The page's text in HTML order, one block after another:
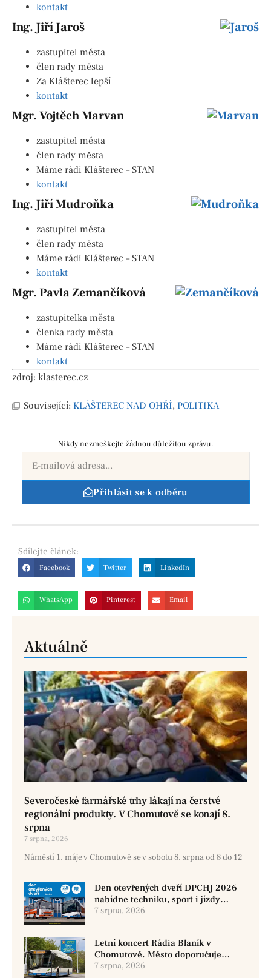
kontakt
Ing. Jiří Jaroš
zastupitel města
člen rady města
Za Klášterec lepší
kontakt
Mgr. Vojtěch Marvan
zastupitel města
člen rady města
Máme rádi Klášterec – STAN
kontakt
Ing. Jiří Mudroňka
zastupitel města
člen rady města
Máme rádi Klášterec – STAN
kontakt
Mgr. Pavla Zemančíková
zastupitelka města
členka rady města
Máme rádi Klášterec – STAN
kontakt
zdroj: klasterec.cz
Související: KLÁŠTEREC NAD OHŘÍ, POLITIKA
Nikdy nezmeškejte žádnou důležitou zprávu.
Přihlásit se k odběru
Sdílejte článek:
Facebook Twitter LinkedIn
WhatsApp Pinterest Email
Aktuálně
Severočeské farmářské trhy lákají na čerstvé
regionální produkty. V Chomutově se konají 8.
srpna
7 srpna, 2026
Náměstí 1. máje v Chomutově se v sobotu 8. srpna od 8 do 12
Den otevřených dveří DPCHJ 2026
nabídne techniku, sport i jízdy
historickými vozy
7 srpna, 2026
Letní koncert Rádia Blaník v
Chomutově. Město doporučuje
využít MHD
7 srpna, 2026